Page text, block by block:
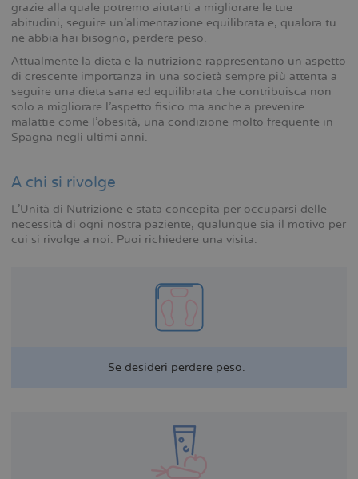
grazie alla quale potremo aiutarti a migliorare le tue
abitudini, seguire un’alimentazione equilibrata e, qualora tu
ne abbia hai bisogno, perdere peso.
Attualmente la dieta e la nutrizione rappresentano un aspetto
di crescente importanza in una società sempre più attenta a
seguire una dieta sana ed equilibrata che contribuisca non
solo a migliorare l’aspetto fisico ma anche a prevenire
malattie come l’obesità, una condizione molto frequente in
Spagna negli ultimi anni.
A chi si rivolge
L’Unità di Nutrizione è stata concepita per occuparsi delle
necessità di ogni nostra paziente, qualunque sia il motivo per
cui si rivolge a noi. Puoi richiedere una visita:
Se desideri perdere peso.